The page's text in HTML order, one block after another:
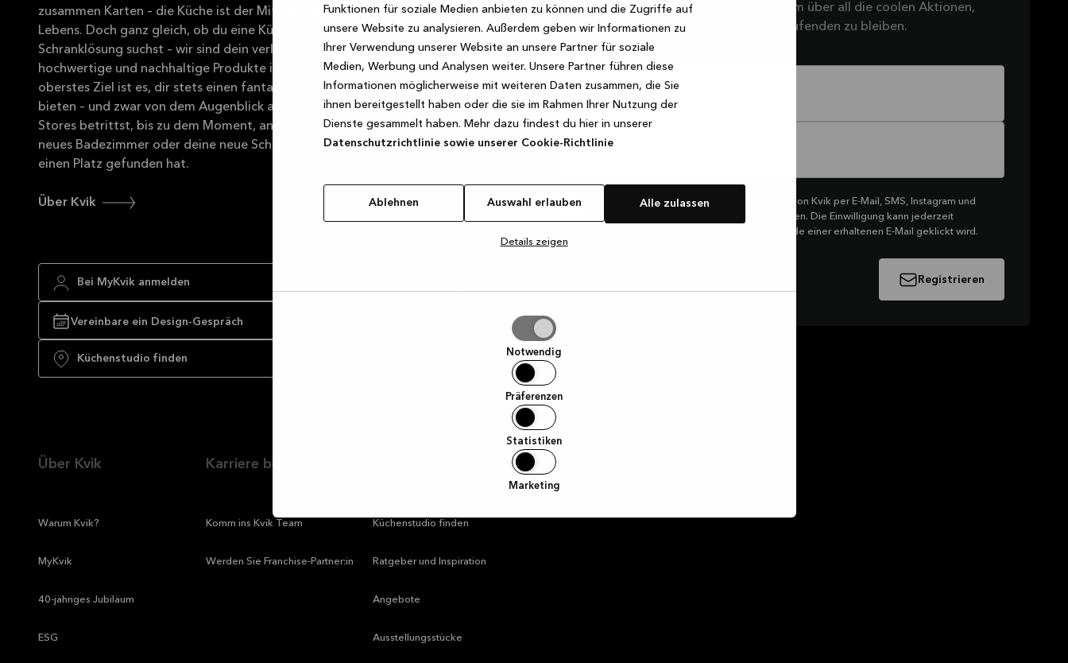
Funktionen für soziale Medien anbieten zu können und die Zugriffe auf
unsere Website zu analysieren. Außerdem geben wir Informationen zu
Ihrer Verwendung unserer Website an unsere Partner für soziale
Medien, Werbung und Analysen weiter. Unsere Partner führen diese
Informationen möglicherweise mit weiteren Daten zusammen, die Sie
ihnen bereitgestellt haben oder die sie im Rahmen Ihrer Nutzung der
Dienste gesammelt haben. Mehr dazu findest du hier in unserer
Datenschutzrichtlinie sowie unserer Cookie-Richtlinie
Ablehnen Auswahl erlauben Alle zulassen
Details zeigen
Notwendig
Präferenzen
Statistiken
Marketing
zusammen Karten – die Küche ist der Mittelpunkt deines täglichen
Lebens. Doch ganz gleich, ob du eine Küche, ein Badezimmer oder eine
Schranklösung suchst – wir sind dein verlässlicher Partner für attraktive,
hochwertige und nachhaltige Produkte im dänischen Design. Unser
oberstes Ziel ist es, dir stets einen fantastischen Kundenservice zu
bieten – und zwar von dem Augenblick an, in dem du einen unserer
Stores betrittst, bis zu dem Moment, an dem deine neue Küche, dein
neues Badezimmer oder deine neue Schranklösung in deinem Zuhause
einen Platz gefunden hat.
Über Kvik
Bei MyKvik anmelden
Vereinbare ein Design-Gespräch
Küchenstudio finden
Melde dich für unseren Newsletter an, um über all die coolen Aktionen,
die wir für dich vorbereiten, auf dem Laufenden zu bleiben.
E-Mail
Hiermit stimme ich zu, Marketingmitteilungen von Kvik per E-Mail, SMS, Instagram und
Facebook zu Kvik's Produktsortiment zu erhalten. Die Einwilligung kann jederzeit
widerrufen werden, indem auf den Link am Ende einer erhaltenen E-Mail geklickt wird.
Registrieren
Über Kvik
Warum Kvik?
MyKvik
40-jähriges Jubiläum
ESG
Karriere bei Kvik
Komm ins Kvik Team
Werden Sie Franchise-Partner:in
Küchenstudio finden
— Ratgeber und Inspiration
—Angebote
—Ausstellungsstücke